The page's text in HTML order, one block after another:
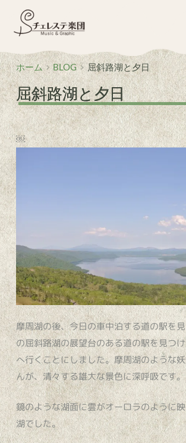
ツ
へ
ス
キ
ッ
プ
ホーム BLOG 屈斜路湖と夕日
屈斜路湖と夕日
￼
摩周湖の後、今日の車中泊する道の駅を
の屈斜路湖の展望台のある道の駅を見つ
へ行くことにしました。摩周湖のような
んが、清々する雄大な景色に深呼吸です。
鏡のような湖面に雲がオーロラのように
湖でした。